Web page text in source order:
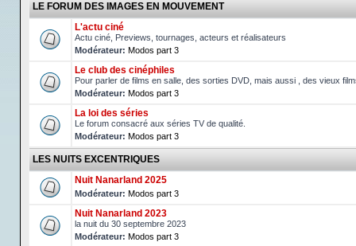
LE FORUM DES IMAGES EN MOUVEMENT
L'actu ciné
Actu ciné, Previews, tournages, acteurs et réalisateurs
Modérateur: Modos part 3
Le club des cinéphiles
Pour parler de films en salle, des sorties DVD, mais aussi , des vieux
Modérateur: Modos part 3
La loi des séries
Le forum consacré aux séries TV de qualité.
Modérateur: Modos part 3
LES NUITS EXCENTRIQUES
Nuit Nanarland 2025
Modérateur: Modos part 3
Nuit Nanarland 2023
la nuit du 30 septembre 2023
Modérateur: Modos part 3